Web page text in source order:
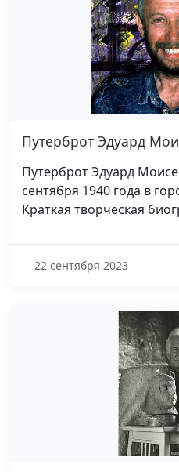
Путерброт Эдуард
Путерброт Эдуард
сентября 1940 года в
Краткая творческая
22 сентября 2023